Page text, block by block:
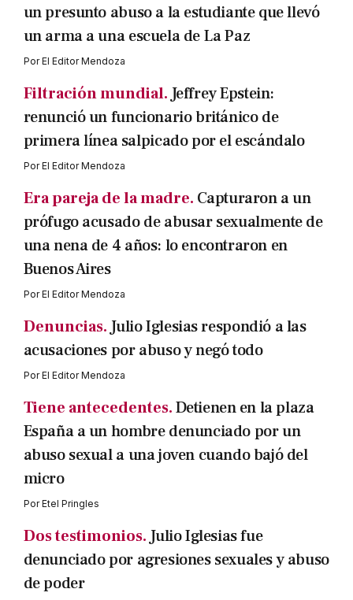
un presunto abuso a la estudiante que llevó
un arma a una escuela de La Paz
PorEl Editor Mendoza
Filtración mundial. Jeffrey Epstein:
renunció un funcionario británico de
primera línea salpicado por el escándalo
PorEl Editor Mendoza
Era pareja de la madre. Capturaron a un
prófugo acusado de abusar sexualmente de
una nena de 4 años: lo encontraron en
Buenos Aires
PorEl Editor Mendoza
Denuncias. Julio Iglesias respondió a las
acusaciones por abuso y negó todo
PorEl Editor Mendoza
Tiene antecedentes.Detienen en la plaza
España a un hombre denunciado por un
abuso sexual a una joven cuando bajó del
micro
PorEtel Pringles
Dos testimonios. Julio Iglesias fue
denunciado por agresiones sexuales y abuso
de poder